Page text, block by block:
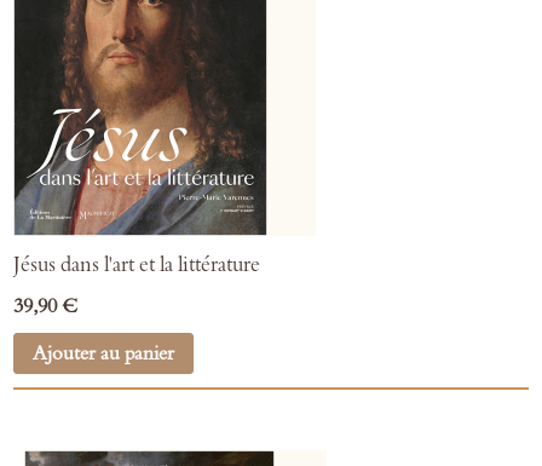
Jésus dans l'art et la littérature
39,90 €
Ajouter au panier